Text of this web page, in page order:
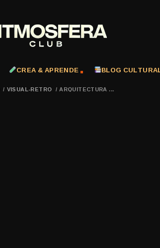
CREA & APRENDE BLOG
/ VISUAL-RETRO /ARQUITECTURA ...